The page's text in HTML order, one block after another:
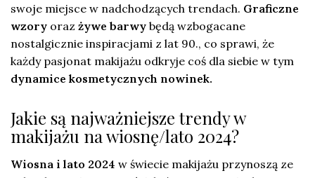
swoje miejsce w nadchodzących trendach. Graficzne
wzory oraz żywe barwy będą wzbogacane
nostalgicznie inspiracjami z lat 90., co sprawi, że
każdy pasjonat makijażu odkryje coś dla siebie w tym
dynamice kosmetycznych nowinek.
Jakie są najważniejsze trendy w
makijażu na wiosnę/lato 2024?
Wiosna i lato 2024 w świecie makijażu przynoszą ze